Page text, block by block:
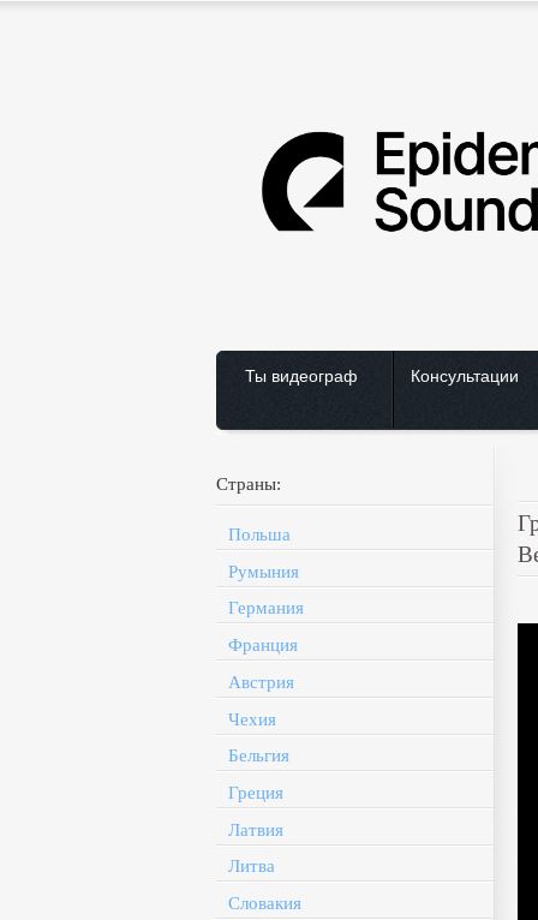
Ты видеограф Консультации
Страны:
Польша
Румыния
Германия
Франция
Австрия
Чехия
Бельгия
Греция
Латвия
Литва
Словакия